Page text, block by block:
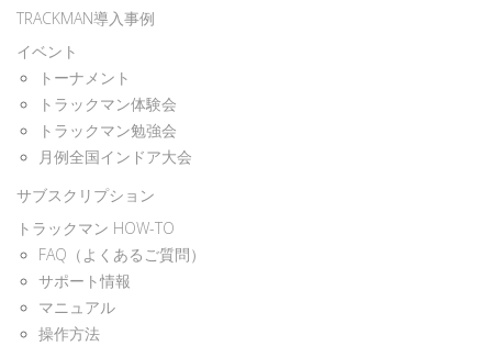
TRACKMAN導入事例
イベント
トーナメント
トラックマン体験会
トラックマン勉強会
月例全国インドア大会
サブスクリプション
トラックマン HOW-TO
FAQ（よくあるご質問）
サポート情報
マニュアル
操作方法